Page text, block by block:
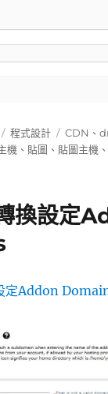
分
類
程式設計
標
籤
CDN 、
機 、 貼圖 、 貼圖主機
換設定